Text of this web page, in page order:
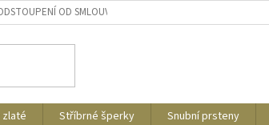
OD SMLOUVY
Stříbrné šperky Snubní prsteny